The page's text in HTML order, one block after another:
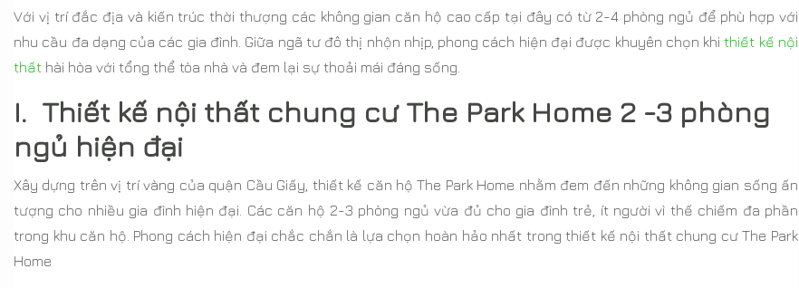
Với vị trí đắc địa và kiến trúc thời thượng các không gian căn hộ cao cấp tại đây có từ 2-4 phòng ngủ để phù hợp với
nhu cầu đa dạng của các gia đình. Giữa ngã tư đô thị nhộn nhịp, phong cách hiện đại được khuyên chọn khithiết kế nội
thất hài hòa với tổng thể tòa nhà và đem lại sự thoải mái đáng sống.
I. Thiết kế nội thất chung cư The Park Home 2 -3 phòng
ngủ hiện đại
Xây dựng trên vị trí vàng của quận Cầu Giấy, thiết kế căn hộ The Park Home nhằm đem đến những không gian sống ấn
tượng cho nhiều gia đình hiện đại. Các căn hộ 2-3 phòng ngủ vừa đủ cho gia đình trẻ, ít người vì thế chiếm đa phần
trong khu căn hộ. Phong cách hiện đại chắc chắn là lựa chọn hoàn hảo nhất trong thiết kế nội thất chung cư The Park
Home